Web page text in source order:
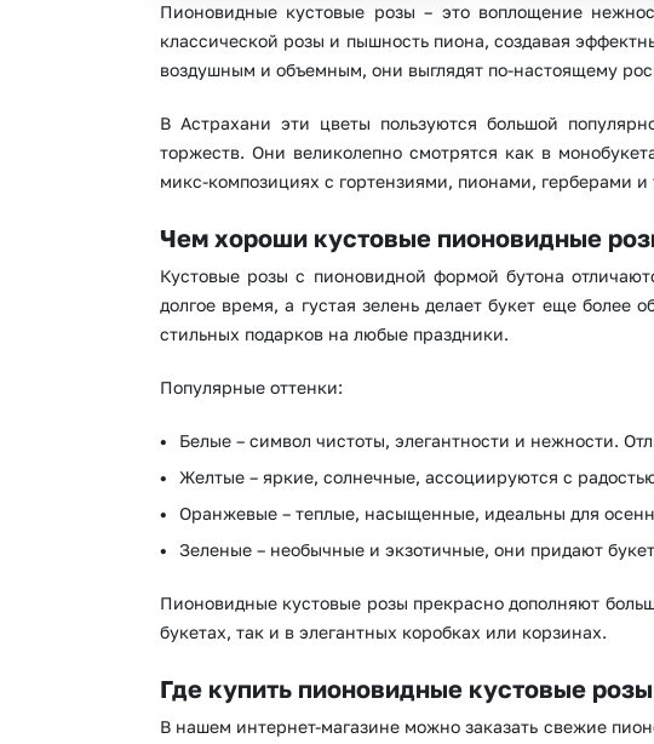
Или
Москва и
Нижний
Казань
Пионовидные кустовые розы – это воплощение
классической розы и пышность пиона, создавая
воздушным и объемным, они выглядят по-настоящему
В Астрахани эти цветы пользуются большой
торжеств. Они великолепно смотрятся как в
микс-композициях с гортензиями, пионами, герберами и
Чем хороши кустовые пионовидные
Кустовые розы с пионовидной формой бутона
долгое время, а густая зелень делает букет еще
стильных подарков на любые праздники.
Популярные оттенки:
Белые – символ чистоты, элегантности и нежности.
Желтые – яркие, солнечные, ассоциируются с
Оранжевые – теплые, насыщенные, идеальны для
Зеленые – необычные и экзотичные, они придают
Пионовидные кустовые розы прекрасно дополняют
букетах, так и в элегантных коробках или корзинах.
Где купить пионовидные кустовые розы
В нашем интернет-магазине можно заказать свежие